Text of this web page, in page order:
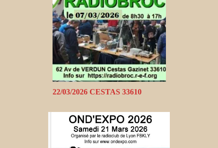
22/03/2026 CESTAS 33610